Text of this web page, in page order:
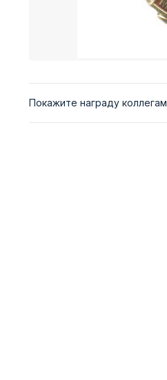
Покажите награду коллегам